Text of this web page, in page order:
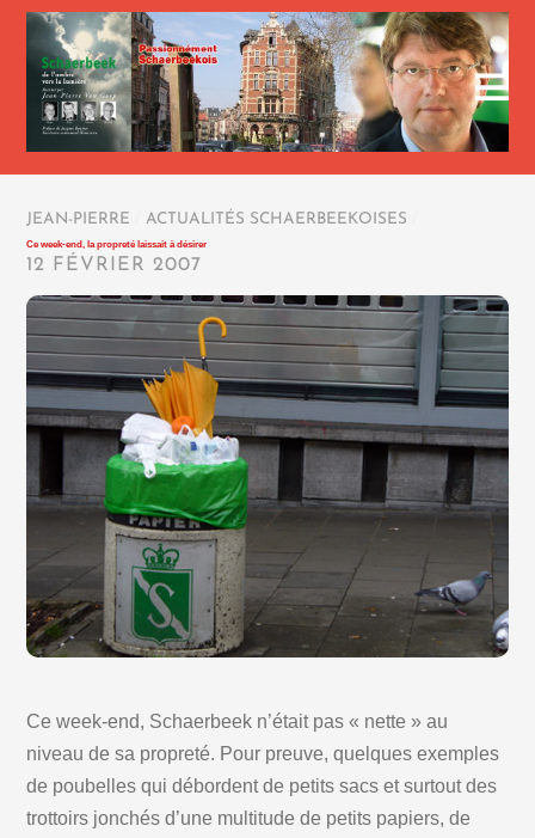
JEAN-PIERRE ACTUALITÉS SCHAERBEEKOISES
Ce week-end, la propreté laissait à désirer
12 FÉVRIER 2007
Ce week-end, Schaerbeek n’était pas « nette » au
niveau de sa propreté. Pour preuve, quelques exemples
de poubelles qui débordent de petits sacs et surtout des
trottoirs jonchés d’une multitude de petits papiers, de